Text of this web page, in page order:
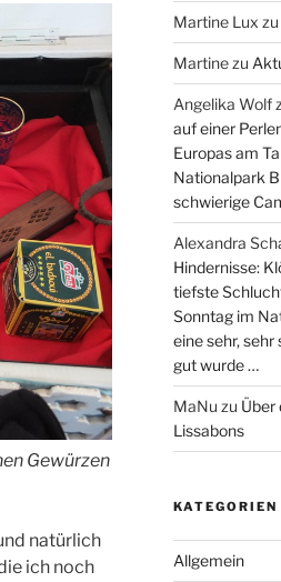
Gewürzen
natürlich
ich noch
Martine Lux zu
Martinezu
Angelika Wolf
auf einer
Europas am
Nationalpark
schwierige
Alexandra
Hindernisse:
tiefste
Sonntag im
eine sehr,
gut wurde …
MaNu zu Über
Lissabons
KATEGORIEN
Allgemein